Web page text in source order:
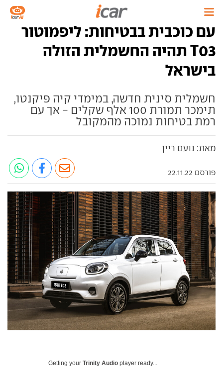
עם כוכבית בבטיחות: ליפמוטור
T03 תהיה החשמלית הזולה
בישראל
חשמלית סינית חדשה, במימדי קיה פיקנטו,
תימכר תמורת 100 אלף שקלים - אך עם
רמת בטיחות נמוכה מהמקובל
מאת: נועם ריין
פורסם 22.11.22
Getting your Trinity Audio player ready...